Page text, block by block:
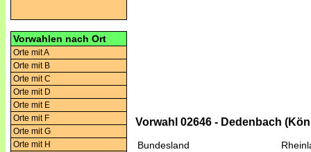
Vorwahlen nach Ort
Orte mit A
Orte mit B
Orte mit C
Orte mit D
Orte mit E
Orte mit F
Orte mit G
Orte mit H
Vorwahl 02646 - Dedenbach
Bundesland